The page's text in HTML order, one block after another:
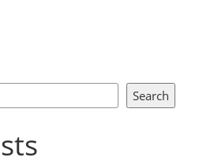
Search